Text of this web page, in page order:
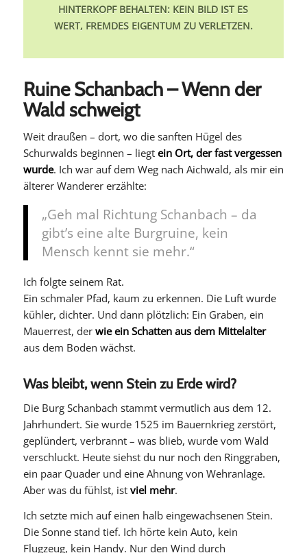
INTERKOPF BEHALTEN: KEIN BILD IST ES W
ERT, FREMDES EIGENTUM ZU VERLETZEN.
Ruine Schanbach – Wenn der
Wald schweigt
Weit draußen – dort, wo die sanften Hügel des
Schurwalds beginnen – liegt ein Ort, der fast vergessen
wurde. Ich war auf dem Weg nach Aichwald, als mir ein
älterer Wanderer erzählte:
„Geh mal Richtung Schanbach – da
gibt’s eine alte Burgruine, kein
Mensch kennt sie mehr.“
Ich folgte seinem Rat.
Ein schmaler Pfad, kaum zu erkennen. Die Luft wurde
kühler, dichter. Und dann plötzlich: Ein Graben, ein
Mauerrest, der wie ein Schatten aus dem Mittelalter
aus dem Boden wächst.
Was bleibt, wenn Stein zu Erde wird?
Die Burg Schanbach stammt vermutlich aus dem 12.
Jahrhundert. Sie wurde 1525 im Bauernkrieg zerstört,
geplündert, verbrannt – was blieb, wurde vom Wald
verschluckt. Heute siehst du nur noch den Ringgraben,
ein paar Quader und eine Ahnung von Wehranlage.
Aber was du fühlst, ist viel mehr.
Ich setzte mich auf einen halb eingewachsenen Stein.
Die Sonne stand tief. Ich hörte kein Auto, kein
Flugzeug, kein Handy. Nur den Wind durch